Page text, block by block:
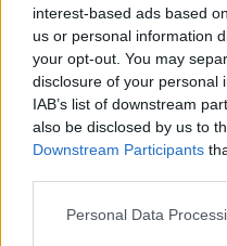
interest-based ads based
us or personal information
your opt-out. You may
disclosure of your personal
IAB’s list of downstream
also be disclosed by us to
Downstream Participants
Personal Data
Literatura 2003 por
Tierra Sonámbula
Otra gran obra de la
como una de las
describe de una